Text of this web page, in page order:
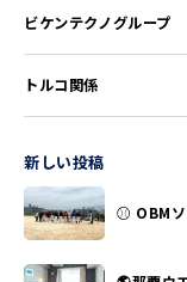
ビケンテクノグループ
トルコ関係
新しい投稿
⚾ OBM